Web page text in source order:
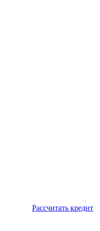
Рассчитать кредит